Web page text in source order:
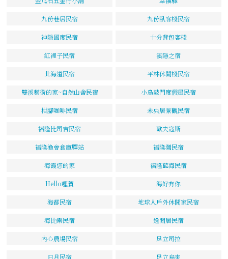
九份巷居民宿 九份臥客棧民宿
神隱國度民宿 十分背包客棧
紅裡子民宿 溪隱之宿
北海道民宿 平林休閒棧民宿
雙溪藝術的家~自然山舍民宿 小鳥敲門度假屋民宿
柑腳咖啡民宿 未央居景觀民宿
福隆比司吉民宿 歐夫寇斯
福隆漁會倉庫驛站 福隆灣民宿
海霞您的家 福隆藍海民宿
Hello哩賀 海好有你
海都民宿 地球人戶外休閒家民宿
海比樂民宿 逸閒居民宿
內心農場民宿 足立司拉
日月民宿 足立烏來